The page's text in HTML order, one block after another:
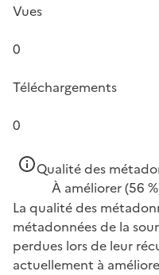
Vues
0
Téléchargements
0
Qualité des
À améliorer(56
La qualité des
métadonnées de la
perdues lors de leur
actuellement à